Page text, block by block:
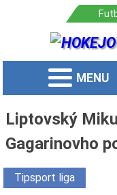
MENU
Liptovský
Gagarinovho
Tipsport liga